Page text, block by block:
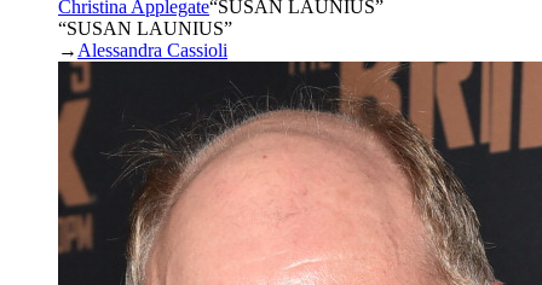
Christina Applegate“SUSAN LAUNIUS”
“SUSAN LAUNIUS”
→ Alessandra Cassioli